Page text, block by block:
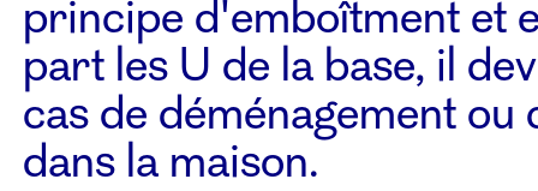
principe d'emboîtment et
part les U de la base, il
cas de déménagement ou
dans la maison.